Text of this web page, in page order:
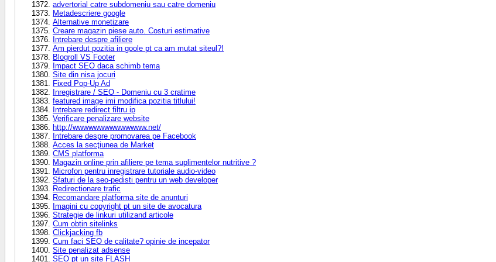
advertorial catre subdomeniu sau catre domeniu
Metadescriere google
Alternative monetizare
Creare magazin piese auto. Costuri estimative
Intrebare despre afiliere
Am pierdut pozitia in goole pt ca am mutat siteul?!
Blogroll VS Footer
Impact SEO daca schimb tema
Site din nisa jocuri
Fixed Pop-Up Ad
Inregistrare / SEO - Domeniu cu 3 cratime
featured image imi modifica pozitia titlului!
Intrebare redirect filtru ip
Verificare penalizare website
http://wwwwwwwwwwwwww.net/
Intrebare despre promovarea pe Facebook
Acces la secţiunea de Market
CMS platforma
Magazin online prin afiliere pe tema suplimentelor nutritive ?
Microfon pentru inregistrare tutoriale audio-video
Sfaturi de la seo-pedisti pentru un web developer
Redirectionare trafic
Recomandare platforma site de anunturi
Imagini cu copyright pt un site de avocatura
Strategie de linkuri utilizand articole
Cum obtin sitelinks
Clickjacking fb
Cum faci SEO de calitate? opinie de incepator
Site penalizat adsense
SEO pt un site FLASH